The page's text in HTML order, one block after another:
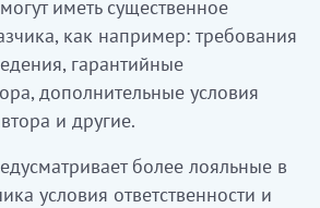
иметь существенное
как например: требования
гарантийные
дополнительные условия
и другие.
более лояльные в
условия ответственности и